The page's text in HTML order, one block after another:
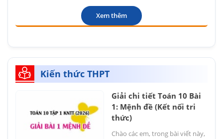
Xem thêm
Kiến thức THPT
Giải chi tiết Toán 10 Bài
1: Mệnh đề (Kết nối tri
thức)
Chào các em, trong bài viết này,